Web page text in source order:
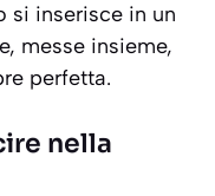
si inserisce in un
messe insieme,
perfetta.
nella